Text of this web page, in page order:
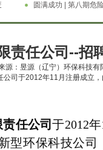
圆满成功 | 第八期危
务精英特训营
责任公司--招
源：昱源（辽宁）环保科技
司于2012年11月注册成立
责任公司于2012
型环保科技公